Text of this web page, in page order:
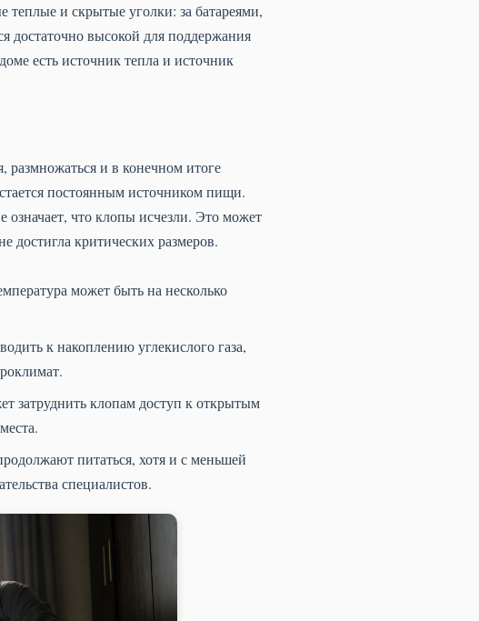
теплые и скрытые уголки: за батареями,
достаточно высокой для поддержания
есть источник тепла и источник
и в конечном итоге
постоянным источником пищи.
означает, что клопы исчезли. Это может
достигла критических размеров.
может быть на несколько
к накоплению углекислого газа,
клопам доступ к открытым
питаться, хотя и с меньшей
специалистов.